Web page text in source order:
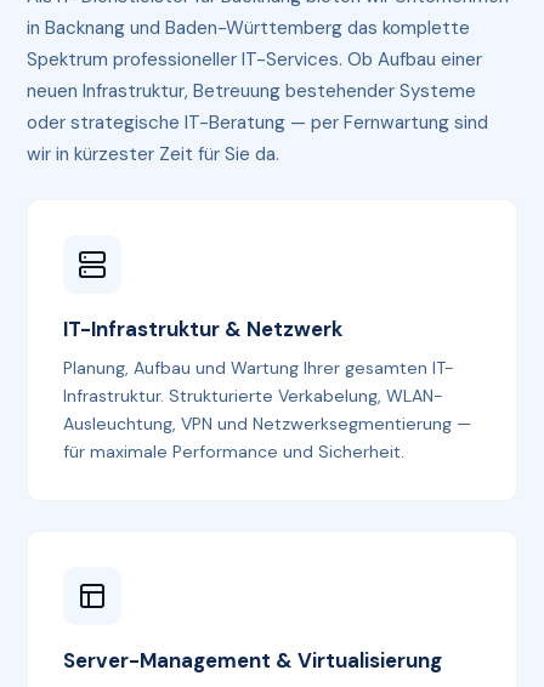
in Backnang und Baden-Württemberg das komplette
Spektrum professioneller IT-Services. Ob Aufbau einer
neuen Infrastruktur, Betreuung bestehender Systeme
oder strategische IT-Beratung — per Fernwartung sind
wir in kürzester Zeit für Sie da.
IT-Infrastruktur & Netzwerk
Planung, Aufbau und Wartung Ihrer gesamten IT-
Infrastruktur. Strukturierte Verkabelung, WLAN-
Ausleuchtung, VPN und Netzwerksegmentierung —
für maximale Performance und Sicherheit.
Server-Management & Virtualisierung